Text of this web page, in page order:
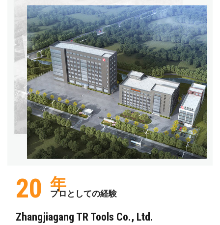
20 年
プロとしての経験
Zhangjiagang TR Tools Co., Ltd.